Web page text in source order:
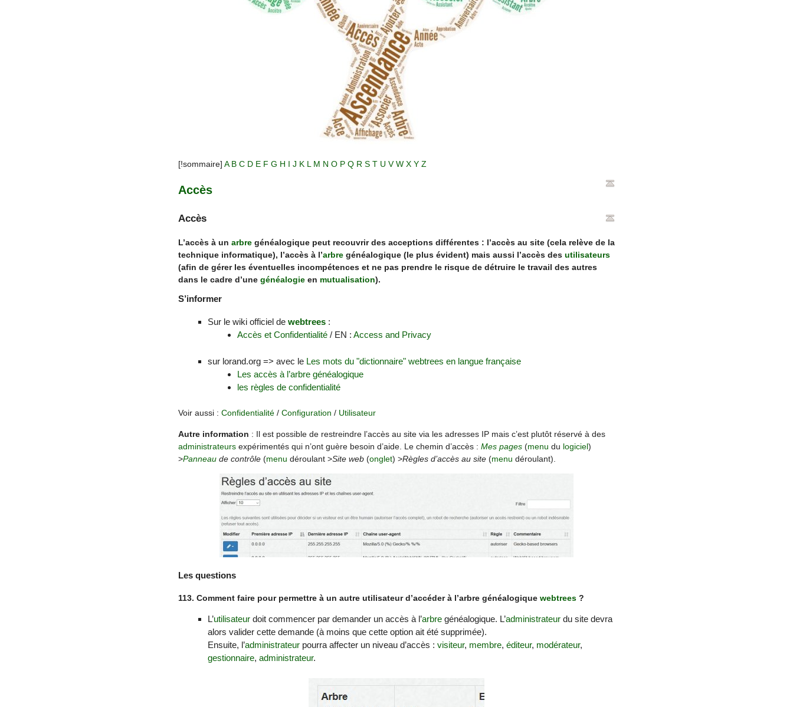
[!sommaire] A B C D E F G H I J K L M N O P Q R S T U V W X Y Z
Accès
Accès
L’accès à un arbregénéalogique peut recouvrir des acceptions différentes : l’accès au site (cela relève de la
technique informatique), l’accès à l’arbregénéalogique (le plus évident) mais aussi l’accès des utilisateurs
(afin de gérer les éventuelles incompétences et ne pas prendre le risque de détruire le travail des autres
dans le cadre d’une généalogieen mutualisation).
S’informer
Sur le wiki officiel de webtrees:
Accès et Confidentialité/ EN : Access and Privacy
sur lorand.org => avec le Les mots du "dictionnaire" webtrees en langue française
Les accès à l’arbre généalogique
les règles de confidentialité
Voir aussi : Confidentialité/ Configuration / Utilisateur
Autre information : Il est possible de restreindre l’accès au site via les adresses IP mais c’est plutôt réservé à des
administrateursexpérimentés qui n’ont guère besoin d’aide. Le chemin d’accès : Mes pages(menu du logiciel)
>Panneaude contrôle(menu déroulant >Site web(onglet) >Règles d’accès au site(menu déroulant).
Les questions
113. Comment faire pour permettre à un autre utilisateur d’accéder à l’arbre généalogique webtrees?
L’utilisateurdoit commencer par demander un accès à l’arbregénéalogique. L’administrateurdu site devra
alors valider cette demande (à moins que cette option ait été supprimée).
Ensuite, l’administrateurpourra affecter un niveau d’accès : visiteur, membre, éditeur, modérateur,
gestionnaire, administrateur.